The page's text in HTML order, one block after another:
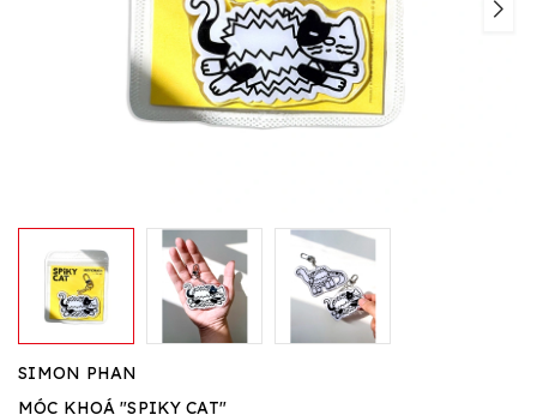
SIMON PHAN
MÓC KHOÁ "SPIKY CAT"